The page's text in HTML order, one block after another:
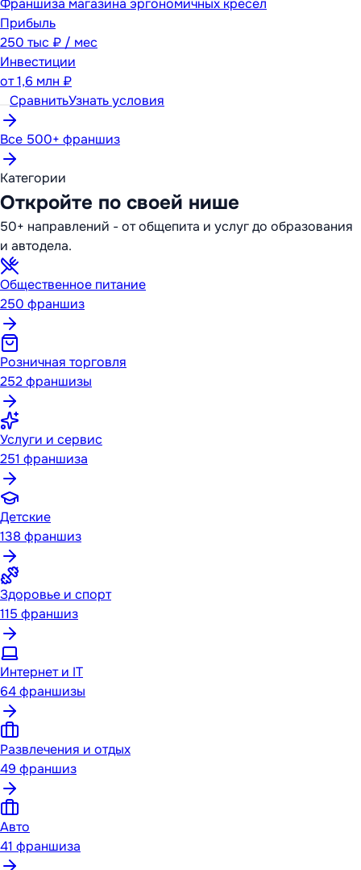
Франшиза магазина эргономичных кресел
Прибыль
250 тыс ₽ / мес
Инвестиции
от1,6 млн ₽
СравнитьУзнать условия
Все 500+ франшиз
Категории
Откройте по своей нише
50+ направлений - от общепита и услуг до образования
и автодела.
Общественное питание
250 франшиз
Розничная торговля
252франшизы
Услуги и сервис
251 франшиза
Детские
138 франшиз
Здоровье и спорт
115 франшиз
Интернет и IT
64франшизы
Развлечения и отдых
49 франшиз
Авто
41 франшиза